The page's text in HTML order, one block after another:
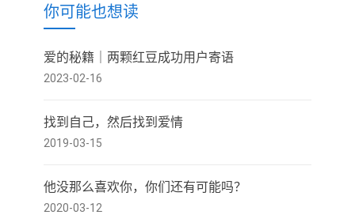
你可能也想读
爱的秘籍｜两颗红豆成功用户寄语
2023-02-16
找到自己，然后找到爱情
2019-03-15
他没那么喜欢你，你们还有可能吗？
2020-03-12